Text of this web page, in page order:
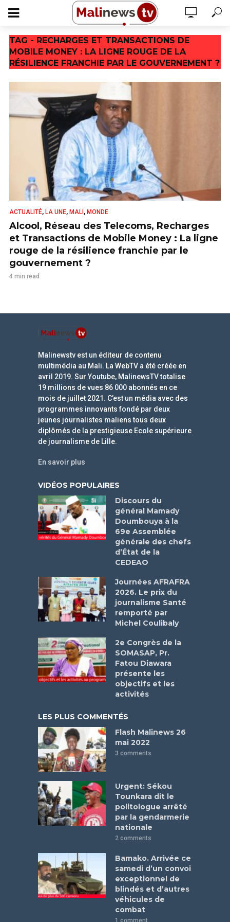
TAG - RECHARGES ET TRANSACTIONS DE
MOBILE MONEY : LA LIGNE ROUGE DE LA
RÉSILIENCE FRANCHIE PAR LE GOUVERNEMENT ?
ACTUALITÉ, LA UNE, MALI , MONDE
Alcool, Réseau des Telecoms, Recharges
et Transactions de Mobile Money : La ligne
rouge de la résilience franchie par le
gouvernement ?
4 min read
Malinewstv est un éditeur de contenu
multimédia au Mali. La WebTV a été créée en
avril 2019. Sur Youtube, MalinewsTV totalise
19 millions de vues 86 000 abonnés en ce
mois de juillet 2021. C’est un média avec des
programmes innovants fondé par deux
jeunes journalistes maliens tous deux
diplômés de la prestigieuse Ecole supérieure
de journalisme de Lille.
En savoir plus
VIDÉOS POPULAIRES
Discours du
général Mamady
Doumbouya à la
69e Assemblée
générale des chefs
d’État de la
CEDEAO
Journées AFRAFRA
2026. Le prix du
journalisme Santé
remporté par
Michel Coulibaly
2e Congrès de la
SOMASAP, Pr.
Fatou Diawara
présente les
objectifs et les
activités
LES PLUS COMMENTÉS
Flash Malinews 26
mai 2022
3 comments
Urgent: Sékou
Tounkara dit le
politologue arrêté
par la gendarmerie
nationale
2 comments
Bamako. Arrivée ce
samedi d’un convoi
exceptionnel de
blindés et d’autres
véhicules de
combat